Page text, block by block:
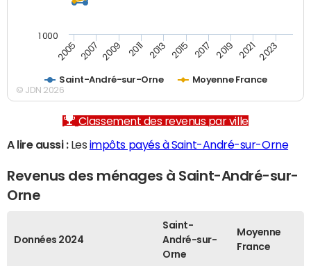
Saint-André-sur-Orne Moyenne France
2005 2007 2009 2011 2013 2015 2017 2019 2021 2023
1 000
© JDN 2026
Classement des revenus par ville
A lire aussi :Les impôts payés à Saint-André-sur-Orne
Revenus des ménages à Saint-André-sur-
Orne
Données 2024
Saint-
André-sur-
Orne
Moyenne
France